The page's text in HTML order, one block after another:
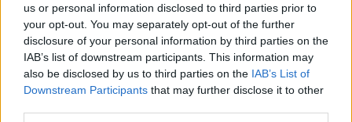
us or personal information disclosed to third parties prior to
your opt-out. You may separately opt-out of the further
disclosure of your personal information by third parties on the
IAB’s list of downstream participants. This information may
also be disclosed by us to third parties on the IAB’s List of
Downstream Participants that may further disclose it to other
Nem változott viszont a kétcsatornás memória
alrendszer. Mivel az Ivy Bridge csak egy Tick lépés volt
az Intel menetrendjében egy vagy két Tock fázisra
várnunk kell még, hogy az alrendszer véglegesen